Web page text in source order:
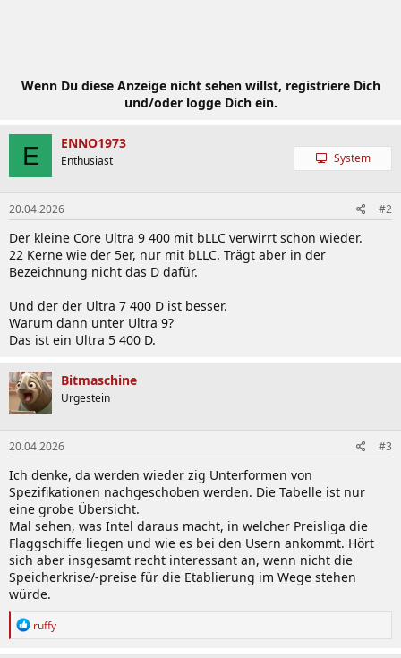
Wenn Du diese Anzeige nicht sehen willst, registriere Dich
und/oder logge Dich ein.
E ENNO1973
Enthusiast System
20.04.2026 #2
Der kleine Core Ultra 9 400 mit bLLC verwirrt schon wieder.
22 Kerne wie der 5er, nur mit bLLC. Trägt aber in der
Bezeichnung nicht das D dafür.
Und der der Ultra 7 400 D ist besser.
Warum dann unter Ultra 9?
Das ist ein Ultra 5 400 D.
Bitmaschine
Urgestein
20.04.2026 #3
Ich denke, da werden wieder zig Unterformen von
Spezifikationen nachgeschoben werden. Die Tabelle ist nur
eine grobe Übersicht.
Mal sehen, was Intel daraus macht, in welcher Preisliga die
Flaggschiffe liegen und wie es bei den Usern ankommt. Hört
sich aber insgesamt recht interessant an, wenn nicht die
Speicherkrise/-preise für die Etablierung im Wege stehen
würde.
Rruffy